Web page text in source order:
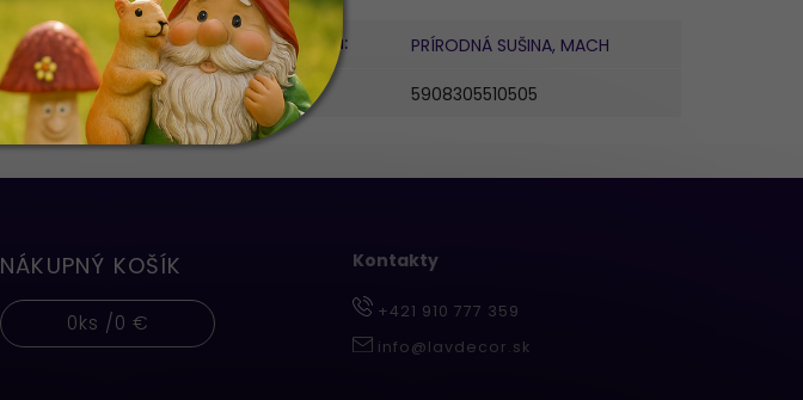
Kategória:
PRÍRODNÁ SUŠINA, MACH
EAN: 5908305510505
NÁKUPNÝ KOŠÍK
0ks /0 €
Kontakty
+421 910 777 359
info@lavdecor.sk